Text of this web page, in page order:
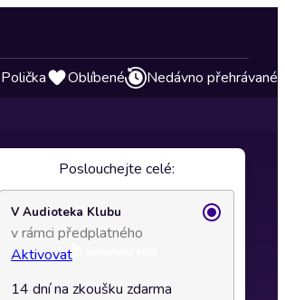
Polička Oblíbené Nedávno přehrávané
Poslouchejte celé:
V Audioteka Klubu
v rámci předplatného
Aktivovat
14 dní na zkoušku zdarma